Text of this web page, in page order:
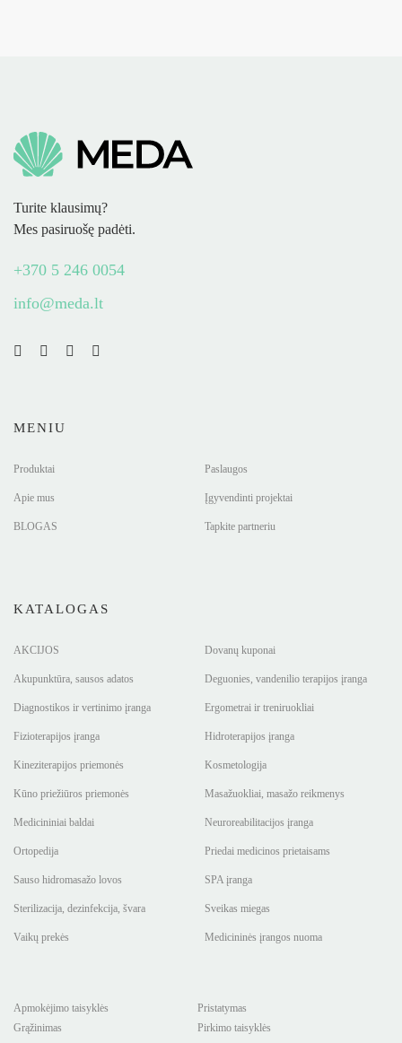
Turite klausimų?
Mes pasiruošę padėti.
+370 5 246 0054
info@meda.lt
MENIU
Produktai Paslaugos
Apie mus Įgyvendinti projektai
BLOGAS Tapkite partneriu
KATALOGAS
AKCIJOS Dovanų kuponai
Akupunktūra, sausos adatos Deguonies, vandenilio terapijos įranga
Diagnostikos ir vertinimo įranga Ergometrai ir treniruokliai
Fizioterapijos įranga Hidroterapijos įranga
Kineziterapijos priemonės Kosmetologija
Kūno priežiūros priemonės Masažuokliai, masažo reikmenys
Medicininiai baldai Neuroreabilitacijos įranga
Ortopedija Priedai medicinos prietaisams
Sauso hidromasažo lovos SPA įranga
Sterilizacija, dezinfekcija, švara Sveikas miegas
Vaikų prekės Medicininės įrangos nuoma
Apmokėjimo taisyklės
Pristatymas
Grąžinimas
Pirkimo taisyklės